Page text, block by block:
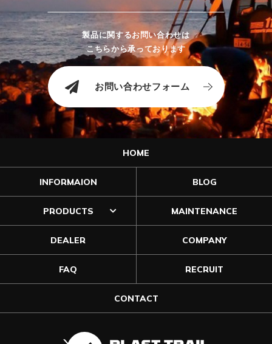
製品に関するお問い合わせは
こちらから承っております
お問い合わせフォーム
HOME
INFORMAION BLOG
PRODUCTS MAINTENANCE
DEALER COMPANY
FAQ RECRUIT
CONTACT